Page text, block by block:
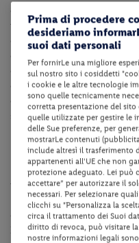
di tradizioni, eventi e servizi
porto canale realizzato sul
cuore pulsante della città,
canale sorgono i ristoranti,
qualità, e il Museo della
quella in acqua rappresenta
storico della città.
Dotazioni della
La struttura dispone di
ristorante, terrazza, piscina
lettini fino ad esaurimento,
comuni.
Il parcheggio non è presente.
Prima di procedere
desideriamo
suoi dati personali
Per fornirLe una migliore
sul nostro sito i cosiddetti
i cookie e le altre tecnologie
sono quelle tecnicamente
corretta presentazione del
quelle utilizzate per gestire le
delle Sue preferenze, per
mostrarLe contenuti
include altresì il trasferimento
appartenenti all'UE che non
protezione adeguato. Lei può
accettare” per autorizzare il
necessari. Per selezionare
clicchi su "Personalizza la
circa il trattamento dei Suoi
diritto di revoca, può visitare
nostre informazioni legali